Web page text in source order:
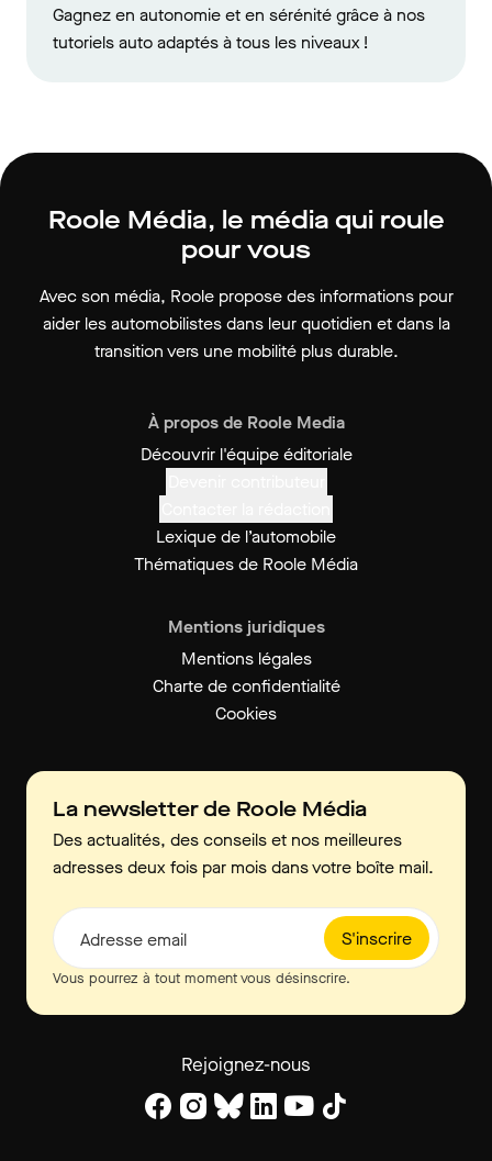
Gagnez en autonomie et en sérénité grâce à nos
tutoriels auto adaptés à tous les niveaux !
Roole Média, le média qui roule
pour vous
Avec son média, Roole propose des informations pour
aider les automobilistes dans leur quotidien et dans la
transition vers une mobilité plus durable.
À propos de Roole Media
Découvrir l'équipe éditoriale
Lexique de l’automobile
Thématiques de Roole Média
Mentions juridiques
Mentions légales
Charte de confidentialité
Cookies
La newsletter de Roole Média
Des actualités, des conseils et nos meilleures
adresses deux fois par mois dans votre boîte mail.
S'inscrire
Adresse email
Vous pourrez à tout moment vous désinscrire.
Rejoignez-nous